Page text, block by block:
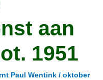
aan
1951
Paul Wentink/oktober